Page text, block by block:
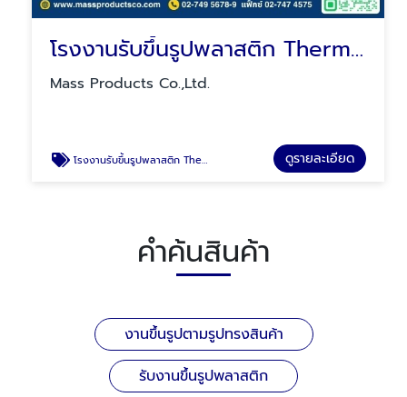
โรงงานรับขึ้นรูปพลาสติก Thermoforming
Mass Products Co.,Ltd.
โรงงานรับขึ้นรูปพลาสติก Thermoforming ดูรายละเอียด
คำค้นสินค้า
งานขึ้นรูปตามรูปทรงสินค้า
รับงานขึ้นรูปพลาสติก